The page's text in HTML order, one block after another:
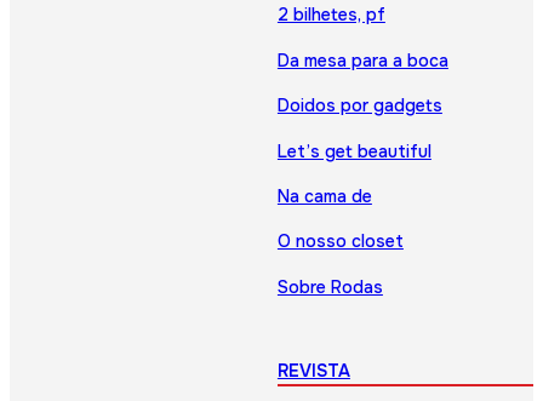
2 bilhetes, pf
Da mesa para a boca
Doidos por gadgets
Let’s get beautiful
Na cama de
O nosso closet
Sobre Rodas
REVISTA